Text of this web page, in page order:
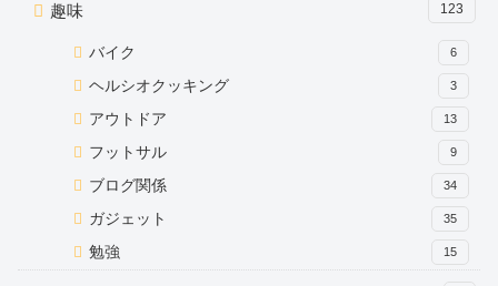
趣味 123
バイク 6
ヘルシオクッキング 3
アウトドア 13
フットサル 9
ブログ関係 34
ガジェット 35
勉強 15